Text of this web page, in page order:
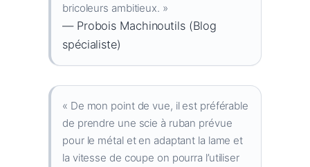
bricoleurs ambitieux. »
— Probois Machinoutils (Blog
spécialiste)
« De mon point de vue, il est préférable
de prendre une scie à ruban prévue
pour le métal et en adaptant la lame et
la vitesse de coupe on pourra l’utiliser